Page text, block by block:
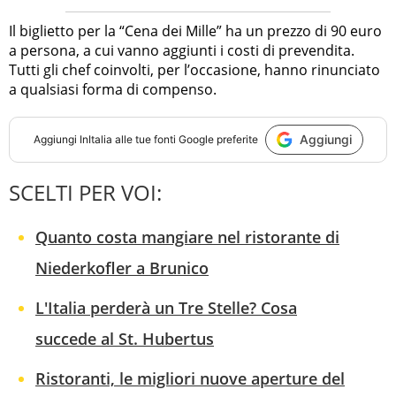
Il biglietto per la “Cena dei Mille” ha un prezzo di 90 euro
a persona, a cui vanno aggiunti i costi di prevendita.
Tutti gli chef coinvolti, per l’occasione, hanno rinunciato
a qualsiasi forma di compenso.
Aggiungi InItalia alle tue fonti Google preferite Aggiungi
SCELTI PER VOI:
Quanto costa mangiare nel ristorante di
Niederkofler a Brunico
L'Italia perderà un Tre Stelle? Cosa
succede al St. Hubertus
Ristoranti, le migliori nuove aperture del